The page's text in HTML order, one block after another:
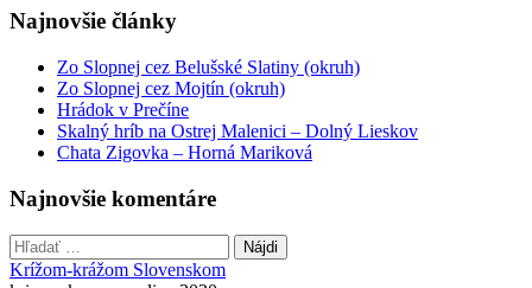
Najnovšie články
Zo Slopnej cez Belušské Slatiny (okruh)
Zo Slopnej cez Mojtín (okruh)
Hrádok v Prečíne
Skalný hríb na Ostrej Malenici – Dolný Lieskov
Chata Zigovka – Horná Mariková
Najnovšie komentáre
Hľadať:
Krížom-krážom Slovenskom